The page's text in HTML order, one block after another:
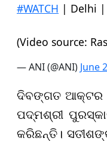
#WATCH | Delhi |
(Video source:
— ANI (@ANI) June
ଦିବଙ୍ଗତ ଆକ୍ଟର
ପଦ୍ମଶ୍ରୀ
କରିଛନ୍ତି।